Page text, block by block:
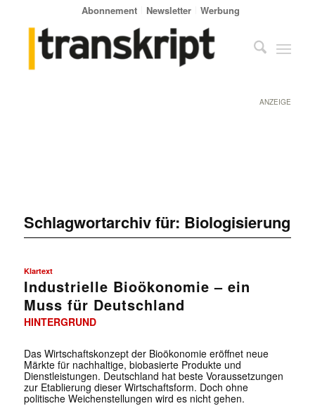
Abonnement Newsletter Werbung
ANZEIGE
Schlagwortarchiv für: Biologisierung
Klartext
Industrielle Bioökonomie – ein
Muss für Deutschland
HINTERGRUND
Das Wirtschaftskonzept der Bioökonomie eröffnet neue
Märkte für nachhaltige, biobasierte Produkte und
Dienstleistungen. Deutschland hat beste Voraussetzungen
zur Etablierung dieser Wirtschaftsform. Doch ohne
politische Weichenstellungen wird es nicht gehen.